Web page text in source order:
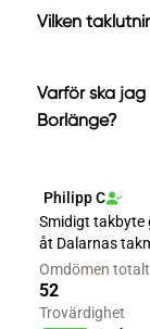
Vilken
Varför ska
Borlänge?